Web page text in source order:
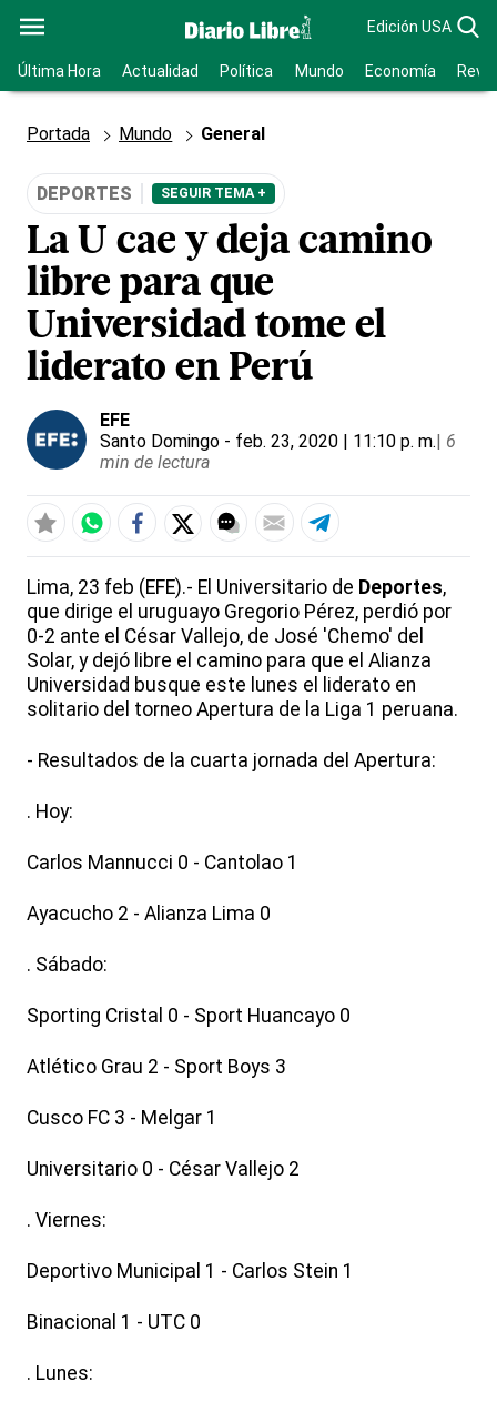
Edición USA
Última Hora Actualidad Política Mundo Economía
Portada Mundo General
DEPORTES SEGUIR TEMA +
La U cae y deja camino
libre para que
Universidad tome el
liderato en Perú
EFE
Santo Domingo - feb. 23, 2020 | 11:10 p. m.| 6
min de lectura
Lima, 23 feb (EFE).- El Universitario de Deportes,
que dirige el uruguayo Gregorio Pérez, perdió por
0-2 ante el César Vallejo, de José 'Chemo' del
Solar, y dejó libre el camino para que el Alianza
Universidad busque este lunes el liderato en
solitario del torneo Apertura de la Liga 1 peruana.
- Resultados de la cuarta jornada del Apertura:
. Hoy:
Carlos Mannucci 0 - Cantolao 1
Ayacucho 2 - Alianza Lima 0
. Sábado:
Sporting Cristal 0 - Sport Huancayo 0
Atlético Grau 2 - Sport Boys 3
Cusco FC 3 - Melgar 1
Universitario 0 - César Vallejo 2
. Viernes:
Deportivo Municipal 1 - Carlos Stein 1
Binacional 1 - UTC 0
. Lunes: